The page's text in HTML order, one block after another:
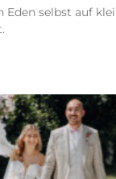
selbst auf